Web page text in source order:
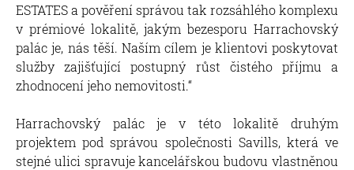
ESTATES a pověření správou tak rozsáhlého komplexu
v prémiové lokalitě, jakým bezesporu Harrachovský
palác je, nás těší. Naším cílem je klientovi poskytovat
služby zajišťující postupný růst čistého příjmu a
zhodnocení jeho nemovitosti.“
Harrachovský palác je v této lokalitě druhým
projektem pod správou společnosti Savills, která ve
stejné ulici spravuje kancelářskou budovu vlastněnou